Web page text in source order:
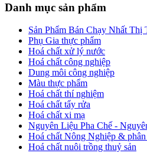
Danh mục sản phẩm
Sản Phẩm Bán Chạy Nhất Thị
Phụ Gia thực phẩm
Hoá chất xử lý nước
Hoá chất công nghiệp
Dung môi công nghiệp
Màu thực phẩm
Hoá chất thí nghiệm
Hoá chất tẩy rửa
Hoá chất xi mạ
Nguyên Liệu Pha Chế -
Hoá chất Nông Nghiệp & phân
Hoá chất nuôi trồng thuỷ sản